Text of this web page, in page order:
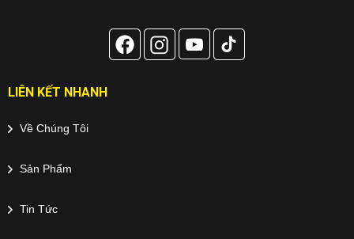
LIÊN KẾT NHANH
Về Chúng Tôi
Sản Phẩm
Tin Tức